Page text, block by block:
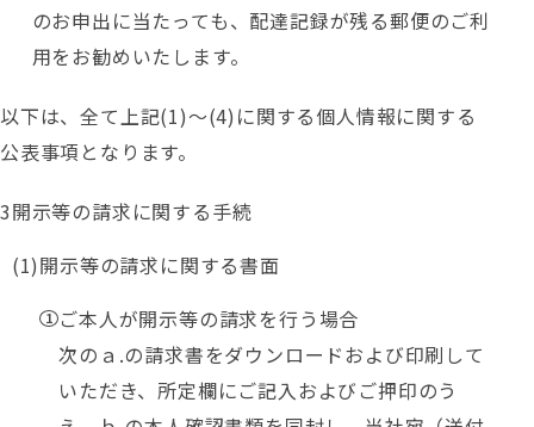
のお申出に当たっても、配達記録が残る郵便のご利
用をお勧めいたします。
以下は、全て上記(1)～(4)に関する個人情報に関する
公表事項となります。
開示等の請求に関する手続
開示等の請求に関する書面
ご本人が開示等の請求を行う場合
次のａ.の請求書をダウンロードおよび印刷して
いただき、所定欄にご記入およびご押印のう